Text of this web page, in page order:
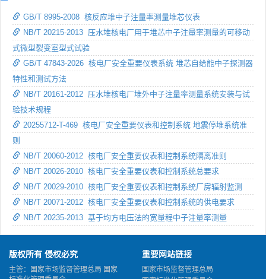
GB/T 8995-2008 核反应堆中子注量率测量堆芯仪表
NB/T 20215-2013 压水堆核电厂用于堆芯中子注量率测量的可移动
式微型裂变室型式试验
GB/T 47843-2026 核电厂安全重要仪表系统 堆芯自给能中子探测器
特性和测试方法
NB/T 20161-2012 压水堆核电厂堆外中子注量率测量系统安装与试
验技术规程
20255712-T-469 核电厂安全重要仪表和控制系统 地震停堆系统准
则
NB/T 20060-2012 核电厂安全重要仪表和控制系统隔离准则
NB/T 20026-2010 核电厂安全重要仪表和控制系统总要求
NB/T 20029-2010 核电厂安全重要仪表和控制系统厂房辐射监测
NB/T 20071-2012 核电厂安全重要仪表和控制系统的供电要求
NB/T 20235-2013 基于均方电压法的宽量程中子注量率测量
版权所有 侵权必究
主管：国家市场监督管理总局 国家
重要网站链接
国家市场监督管理总局